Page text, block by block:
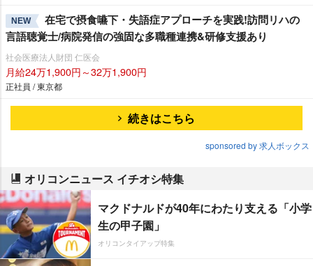
NEW
在宅で摂食嚥下・失語症アプローチを実践!訪問リハの
言語聴覚士/病院発信の強固な多職種連携&研修支援あり
社会医療法人財団 仁医会
月給24万1,900円～32万1,900円
正社員 / 東京都
続きはこちら
sponsored by 求人ボックス
オリコンニュース イチオシ特集
マクドナルドが40年にわたり支える「小学
生の甲子園」
オリコンタイアップ特集